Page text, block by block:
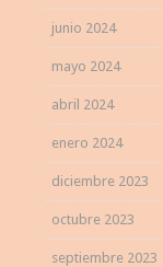
junio 2024
mayo 2024
abril 2024
enero 2024
diciembre 2023
octubre 2023
septiembre 2023